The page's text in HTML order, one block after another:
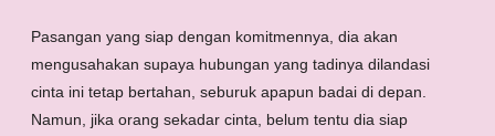
Pasangan yang siap dengan komitmennya, dia akan
mengusahakan supaya hubungan yang tadinya dilandasi
cinta ini tetap bertahan, seburuk apapun badai di depan.
Namun, jika orang sekadar cinta, belum tentu dia siap